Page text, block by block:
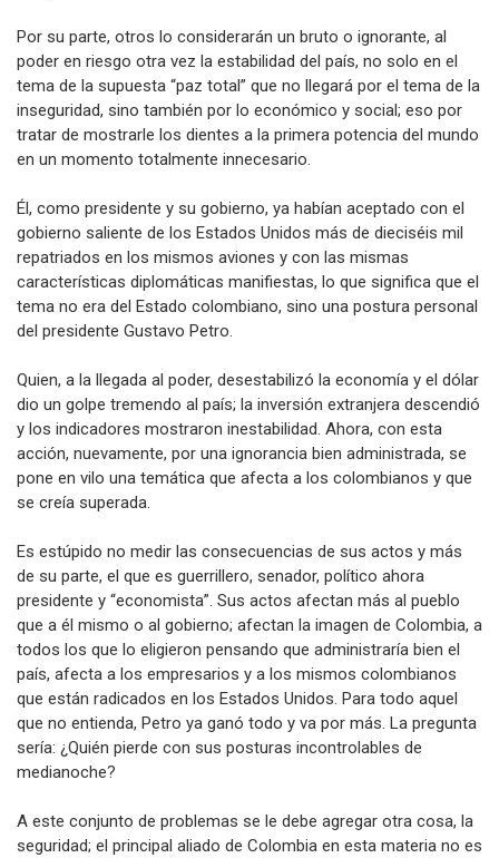
Por su parte, otros lo considerarán un bruto o ignorante, al
poder en riesgo otra vez la estabilidad del país, no solo en el
tema de la supuesta “paz total” que no llegará por el tema de la
inseguridad, sino también por lo económico y social; eso por
tratar de mostrarle los dientes a la primera potencia del mundo
en un momento totalmente innecesario.
Él, como presidente y su gobierno, ya habían aceptado con el
gobierno saliente de los Estados Unidos más de dieciséis mil
repatriados en los mismos aviones y con las mismas
características diplomáticas manifiestas, lo que significa que el
tema no era del Estado colombiano, sino una postura personal
del presidente Gustavo Petro.
Quien, a la llegada al poder, desestabilizó la economía y el dólar
dio un golpe tremendo al país; la inversión extranjera descendió
y los indicadores mostraron inestabilidad. Ahora, con esta
acción, nuevamente, por una ignorancia bien administrada, se
pone en vilo una temática que afecta a los colombianos y que
se creía superada.
Es estúpido no medir las consecuencias de sus actos y más
de su parte, el que es guerrillero, senador, político ahora
presidente y “economista”. Sus actos afectan más al pueblo
que a él mismo o al gobierno; afectan la imagen de Colombia, a
todos los que lo eligieron pensando que administraría bien el
país, afecta a los empresarios y a los mismos colombianos
que están radicados en los Estados Unidos. Para todo aquel
que no entienda, Petro ya ganó todo y va por más. La pregunta
sería: ¿Quién pierde con sus posturas incontrolables de
medianoche?
A este conjunto de problemas se le debe agregar otra cosa, la
seguridad; el principal aliado de Colombia en esta materia no es